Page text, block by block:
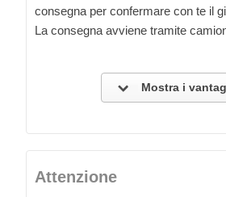
consegna per confermare con te il
La consegna avviene tramite
Mostra i
Attenzione